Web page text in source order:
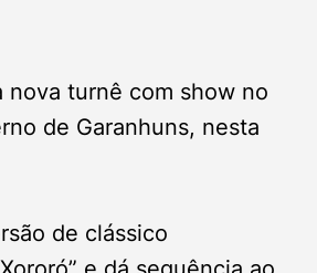
nova turnê com show no
de Garanhuns, nesta
de clássico